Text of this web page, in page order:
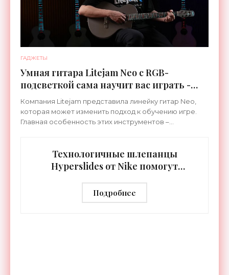
ГАДЖЕТЫ
Умная гитара Litejam Neo с RGB-
подсветкой сама научит вас играть -
«Гаджеты»
Компания Litejam представила линейку гитар Neo,
которая может изменить подход к обучению игре.
Главная особенность этих инструментов –
Технологичные шлепанцы
Hyperslides от Nike помогут
тренировки - «Гаджеты»
Подробнее